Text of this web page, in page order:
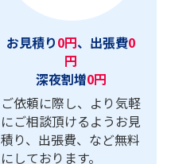
お見積り0円、出張費0
円
深夜割増0円
ご依頼に際し、より気軽
にご相談頂けるようお見
積り、出張費、など無料
にしております。